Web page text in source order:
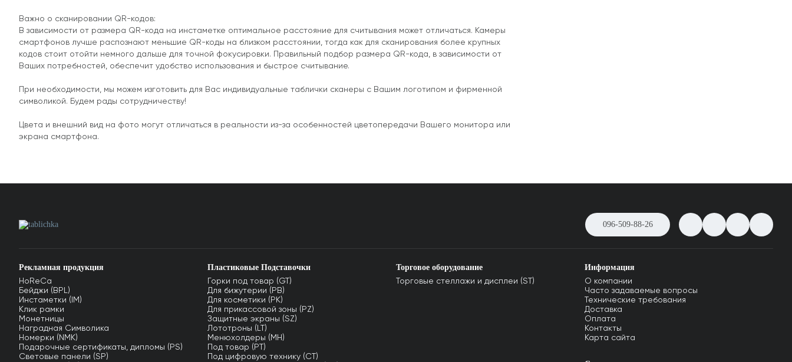
Важно о сканировании QR-кодов:
В зависимости от размера QR-кода на инстаметке оптимальное расстояние для считывания может отличаться. Камеры
смартфонов лучше распознают меньшие QR-коды на близком расстоянии, тогда как для сканирования более крупных
кодов стоит отойти немного дальше для точной фокусировки. Правильный подбор размера QR-кода, в зависимости от
Ваших потребностей, обеспечит удобство использования и быстрое считывание.
При необходимости, мы можем изготовить для Вас индивидуальные таблички сканеры с Вашим логотипом и фирменной
символикой. Будем рады сотрудничеству!
Цвета и внешний вид на фото могут отличаться в реальности из-за особенностей цветопередачи Вашего монитора или
экрана смартфона.
096-509-88-26
Рекламная продукция
HoReCa
Бейджи (BPL)
Инстаметки (IM)
Клик рамки
Монетницы
Наградная Символика
Номерки (NMK)
Подарочные сертификаты, дипломы (PS)
Световые панели (SP)
Пластиковые Подставочки
Горки под товар (GT)
Для бижутерии (PB)
Для косметики (PK)
Для прикассовой зоны (PZ)
Защитные экраны (SZ)
Лототроны (LT)
Менюхолдеры (MH)
Под товар (PT)
Под цифровую технику (CT)
Торговое оборудование
Торговые стеллажи и дисплеи (ST)
Информация
О компании
Часто задаваемые вопросы
Технические требования
Доставка
Оплата
Контакты
Карта сайта